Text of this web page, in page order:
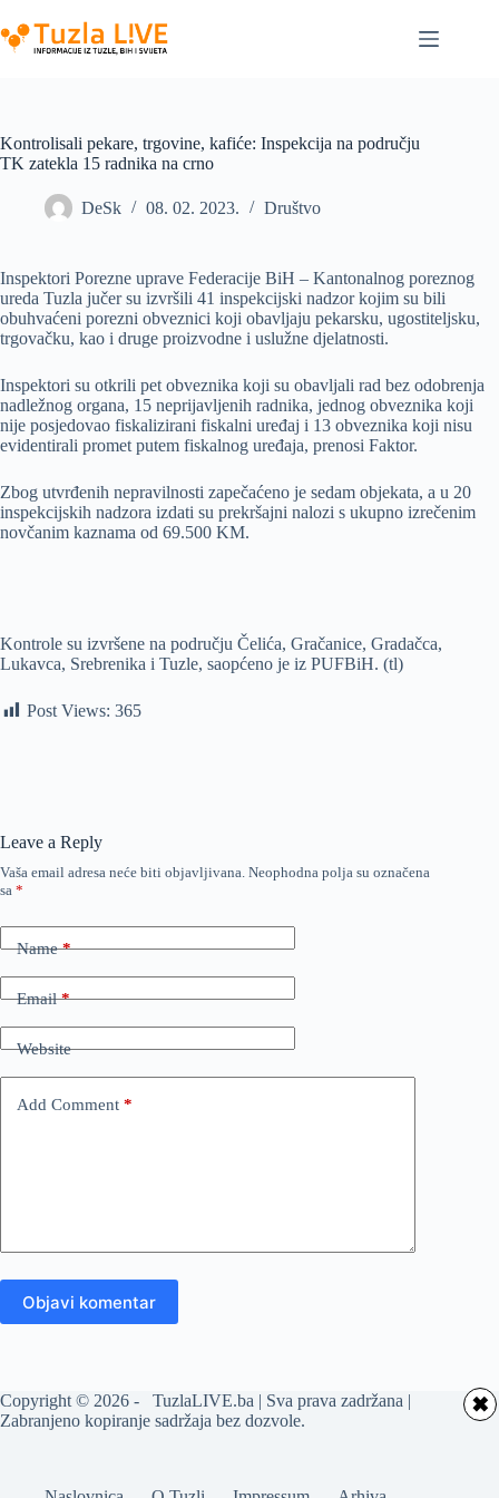
to
content
Kontrolisali pekare, trgovine, kafiće: Inspekcija na području
TK zatekla 15 radnika na crno
DeSk 08. 02. 2023. Društvo
Inspektori Porezne uprave Federacije BiH – Kantonalnog poreznog
ureda Tuzla jučer su izvršili 41 inspekcijski nadzor kojim su bili
obuhvaćeni porezni obveznici koji obavljaju pekarsku, ugostiteljsku,
trgovačku, kao i druge proizvodne i uslužne djelatnosti.
Inspektori su otkrili pet obveznika koji su obavljali rad bez odobrenja
nadležnog organa, 15 neprijavljenih radnika, jednog obveznika koji
nije posjedovao fiskalizirani fiskalni uređaj i 13 obveznika koji nisu
evidentirali promet putem fiskalnog uređaja, prenosi Faktor.
Zbog utvrđenih nepravilnosti zapečaćeno je sedam objekata, a u 20
inspekcijskih nadzora izdati su prekršajni nalozi s ukupno izrečenim
novčanim kaznama od 69.500 KM.
Kontrole su izvršene na području Čelića, Gračanice, Gradačca,
Lukavca, Srebrenika i Tuzle, saopćeno je iz PUFBiH. (tl)
Post Views: 365
Leave a Reply
Vaša email adresa neće biti objavljivana. Neophodna polja su označena
sa *
Name*
Email*
Website
Add Comment *
Objavi komentar
Copyright © 2026 - TuzlaLIVE.ba | Sva prava zadržana |
Zabranjeno kopiranje sadržaja bez dozvole.
✖